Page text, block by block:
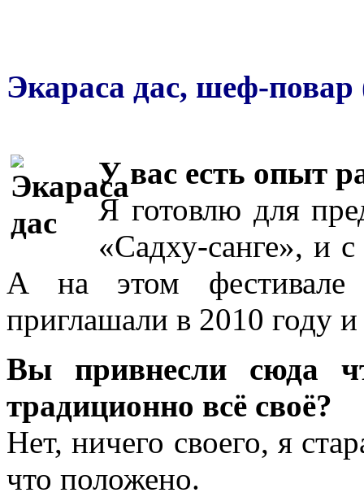
Экараса дас, шеф-
У вас есть опыт
Я готовлю для
«Садху-санге», и
А на этом
приглашали в 2010 году и
Вы привнесли сюда
традиционно всё своё?
Нет, ничего своего, я
что положено.